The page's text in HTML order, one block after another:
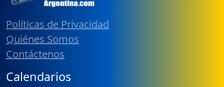
Políticas de Privacidad
Quiénes Somos
Contáctenos
Calendarios